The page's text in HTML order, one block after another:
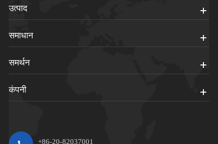
उत्पाद
समाधान
समर्थन
कंपनी
+86-20-82037001